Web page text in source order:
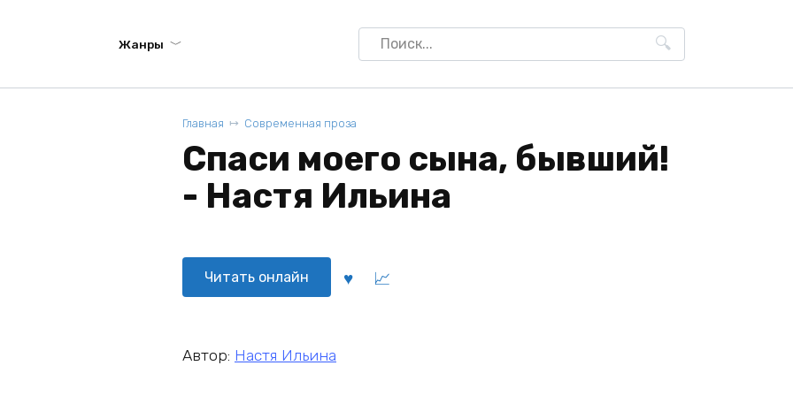
Жанры
Search
for:
Главная Современная проза
Спаси моего сына, бывший!
- Настя Ильина
Читать онлайн
Автор: Настя Ильина